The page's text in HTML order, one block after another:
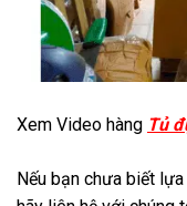
Xem Video hàng Tủ
Nếu bạn chưa biết